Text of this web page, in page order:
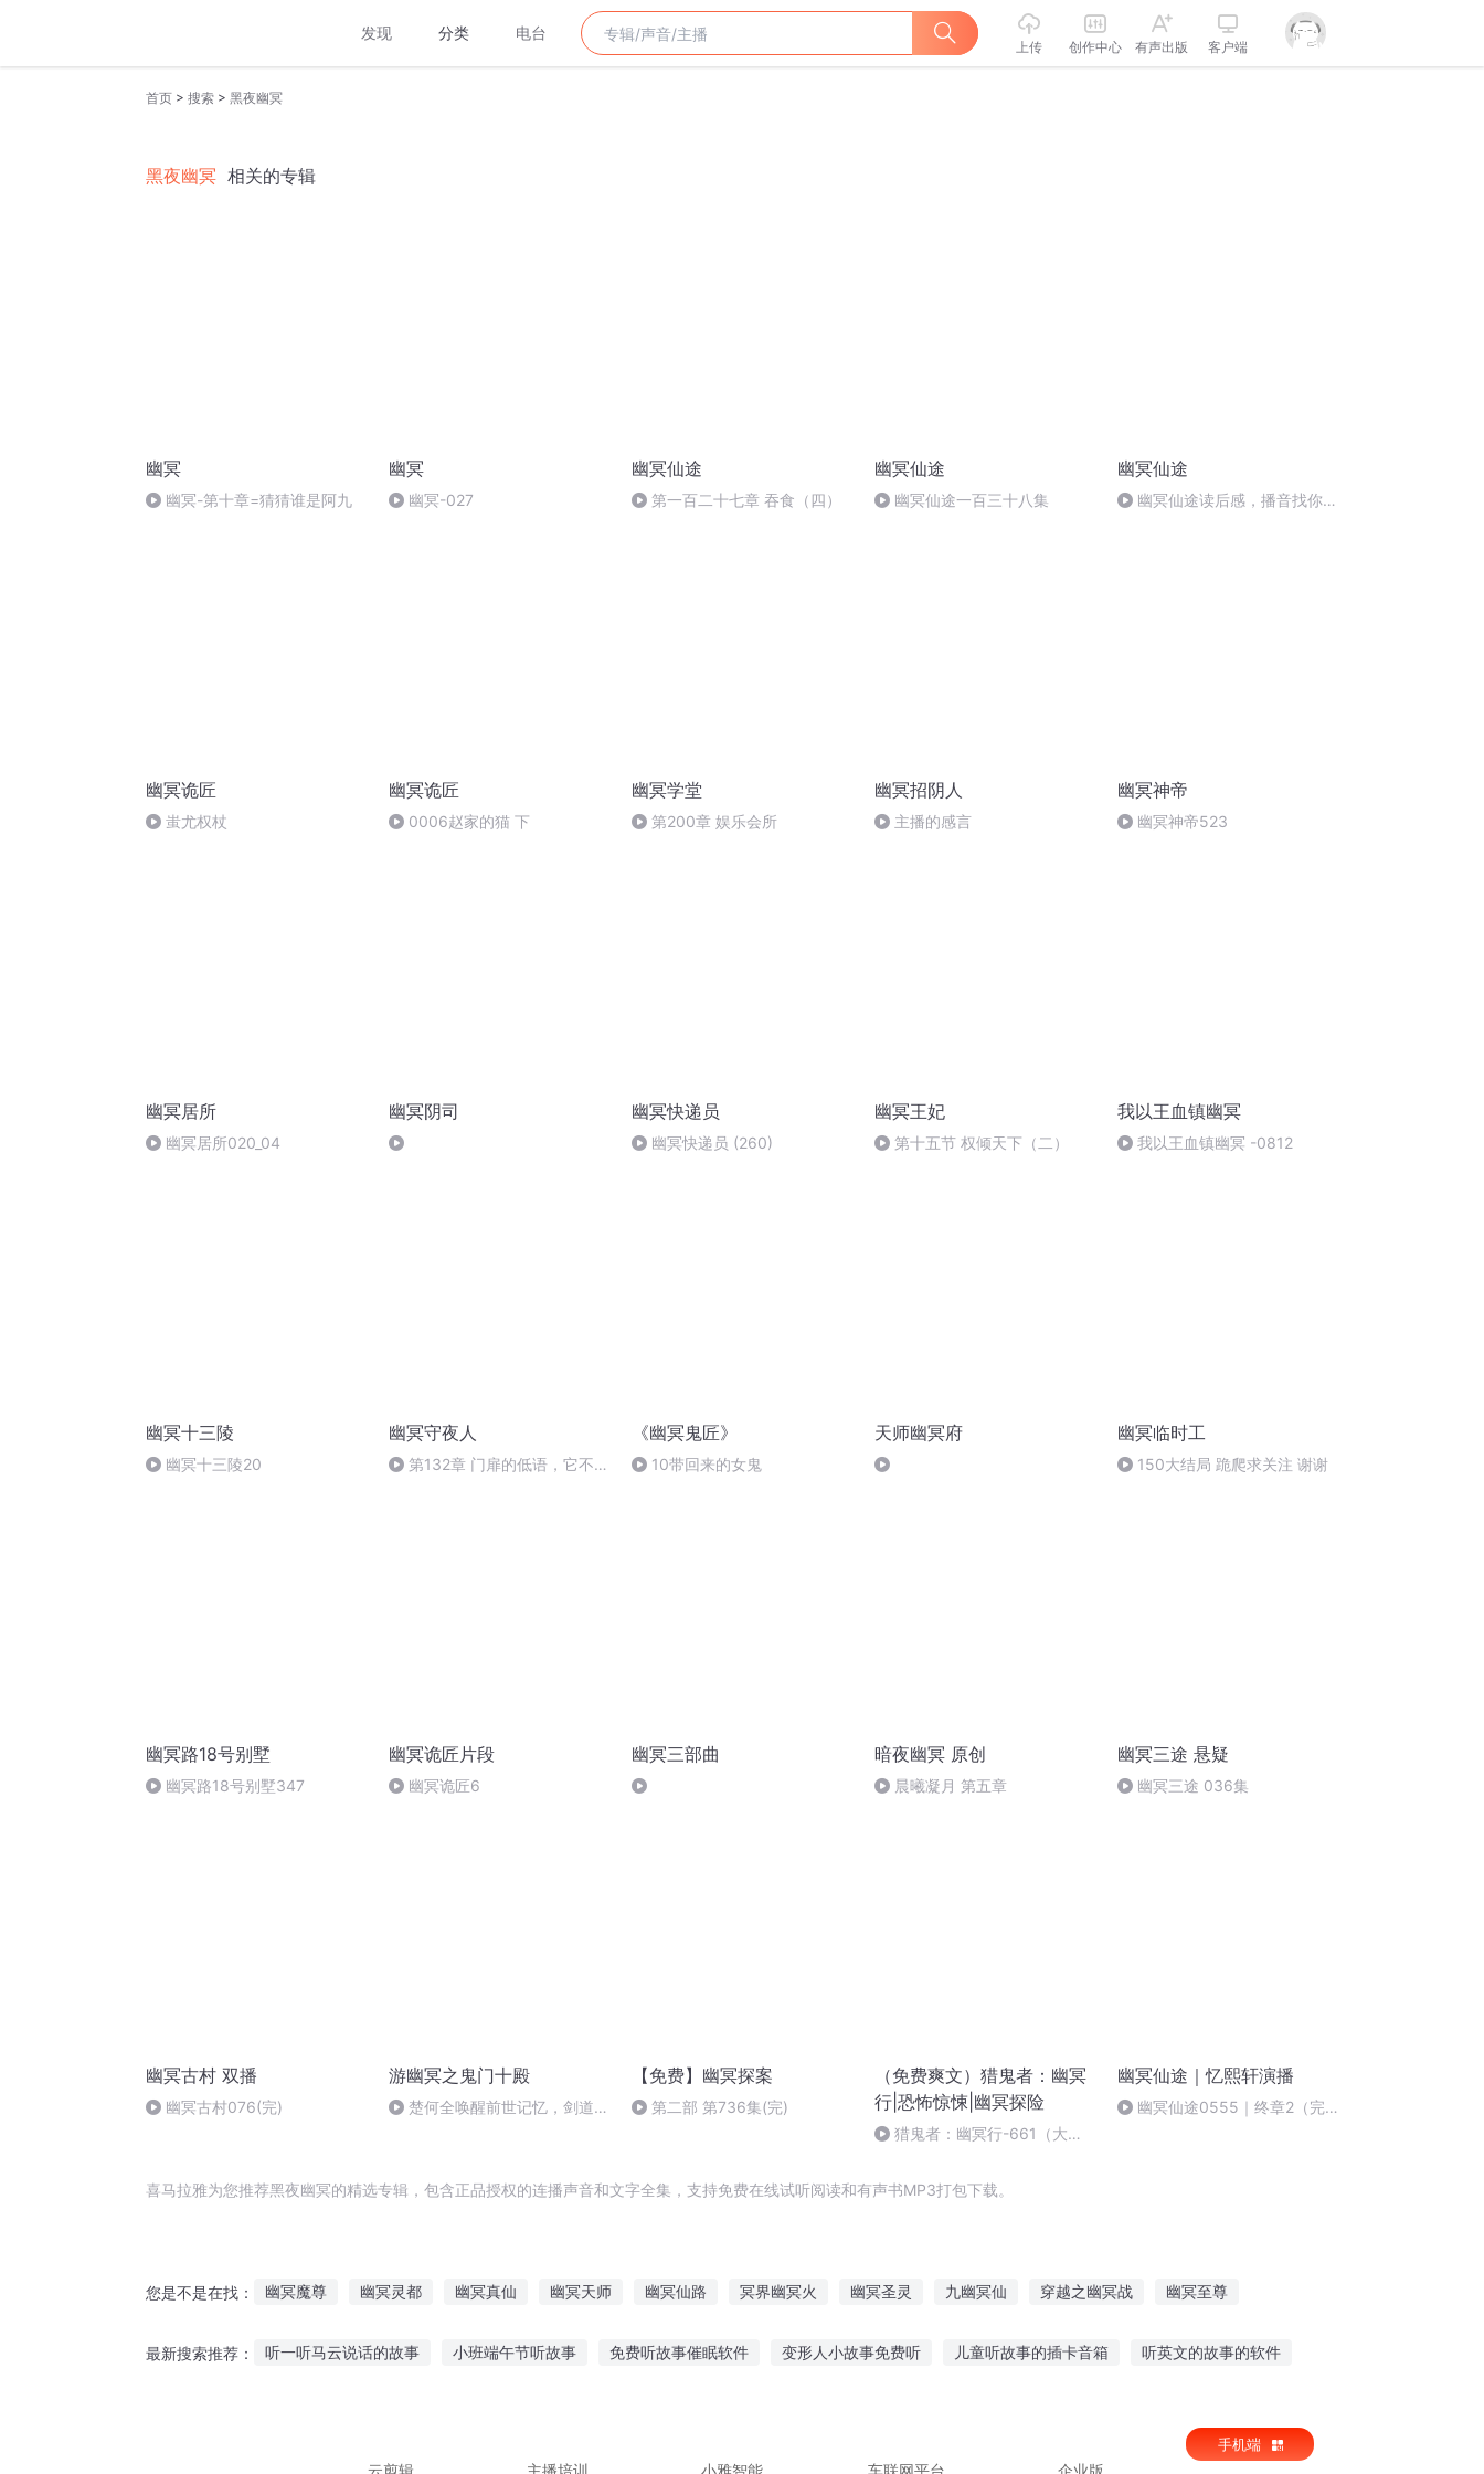
发现 分类 电台
上传 创作中心 有声出版 客户端
首页 > 搜索 > 黑夜幽冥
黑夜幽冥 相关的专辑
幽冥
幽冥-第十章=猜猜谁是阿九
幽冥
幽冥-027
幽冥仙途
第一百二十七章 吞食（四）
幽冥仙途
幽冥仙途一百三十八集
幽冥仙途
幽冥仙途读后感，播音找你唠
幽冥诡匠
蚩尤权杖
幽冥诡匠
0006赵家的猫 下
幽冥学堂
第200章 娱乐会所
幽冥招阴人
主播的感言
幽冥神帝
幽冥神帝523
幽冥居所
幽冥居所020_04
幽冥阴司 幽冥快递员
幽冥快递员 (260)
幽冥王妃
第十五节 权倾天下（二）
我以王血镇幽冥
我以王血镇幽冥 -0812
幽冥十三陵
幽冥十三陵20
幽冥守夜人
第132章 门扉的低语，它不召
《幽冥鬼匠》
10带回来的女鬼
天师幽冥府 幽冥临时工
150大结局 跪爬求关注 谢谢
幽冥路18号别墅
幽冥路18号别墅347
幽冥诡匠片段
幽冥诡匠6
幽冥三部曲 暗夜幽冥 原创
晨曦凝月 第五章
幽冥三途 悬疑
幽冥三途 036集
幽冥古村 双播
幽冥古村076(完)
游幽冥之鬼门十殿
楚何全唤醒前世记忆，剑道祖
【免费】幽冥探案
第二部 第736集(完)
（免费爽文）猎鬼者：幽冥
行|恐怖惊悚|幽冥探险
猎鬼者：幽冥行-661（大结
幽冥仙途｜忆熙轩演播
幽冥仙途0555｜终章2（完
喜马拉雅为您推荐黑夜幽冥的精选专辑，包含正品授权的连播声音和文字全集，支持免费在线试听阅读和有声书MP3打包下载。
您是不是在找： 幽冥魔尊 幽冥灵都 幽冥真仙 幽冥天师 幽冥仙路 冥界幽冥火 幽冥圣灵 九幽冥仙 穿越之幽冥战 幽冥至尊
最新搜索推荐： 听一听马云说话的故事 小班端午节听故事 免费听故事催眠软件 变形人小故事免费听 儿童听故事的插卡音箱 听英文的故事的软件
云剪辑
主播培训 小雅智能 车联网平台 企业版
手机端